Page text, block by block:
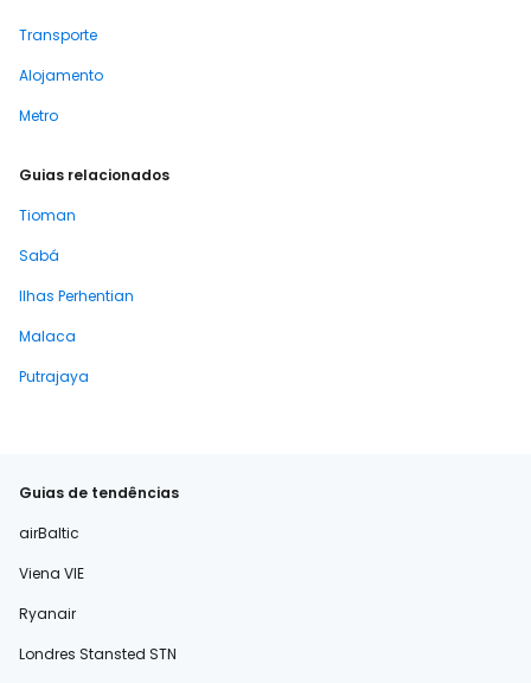
Transporte
Alojamento
Metro
Guias relacionados
Tioman
Sabá
Ilhas Perhentian
Malaca
Putrajaya
Guias de tendências
airBaltic
Viena VIE
Ryanair
Londres Stansted STN